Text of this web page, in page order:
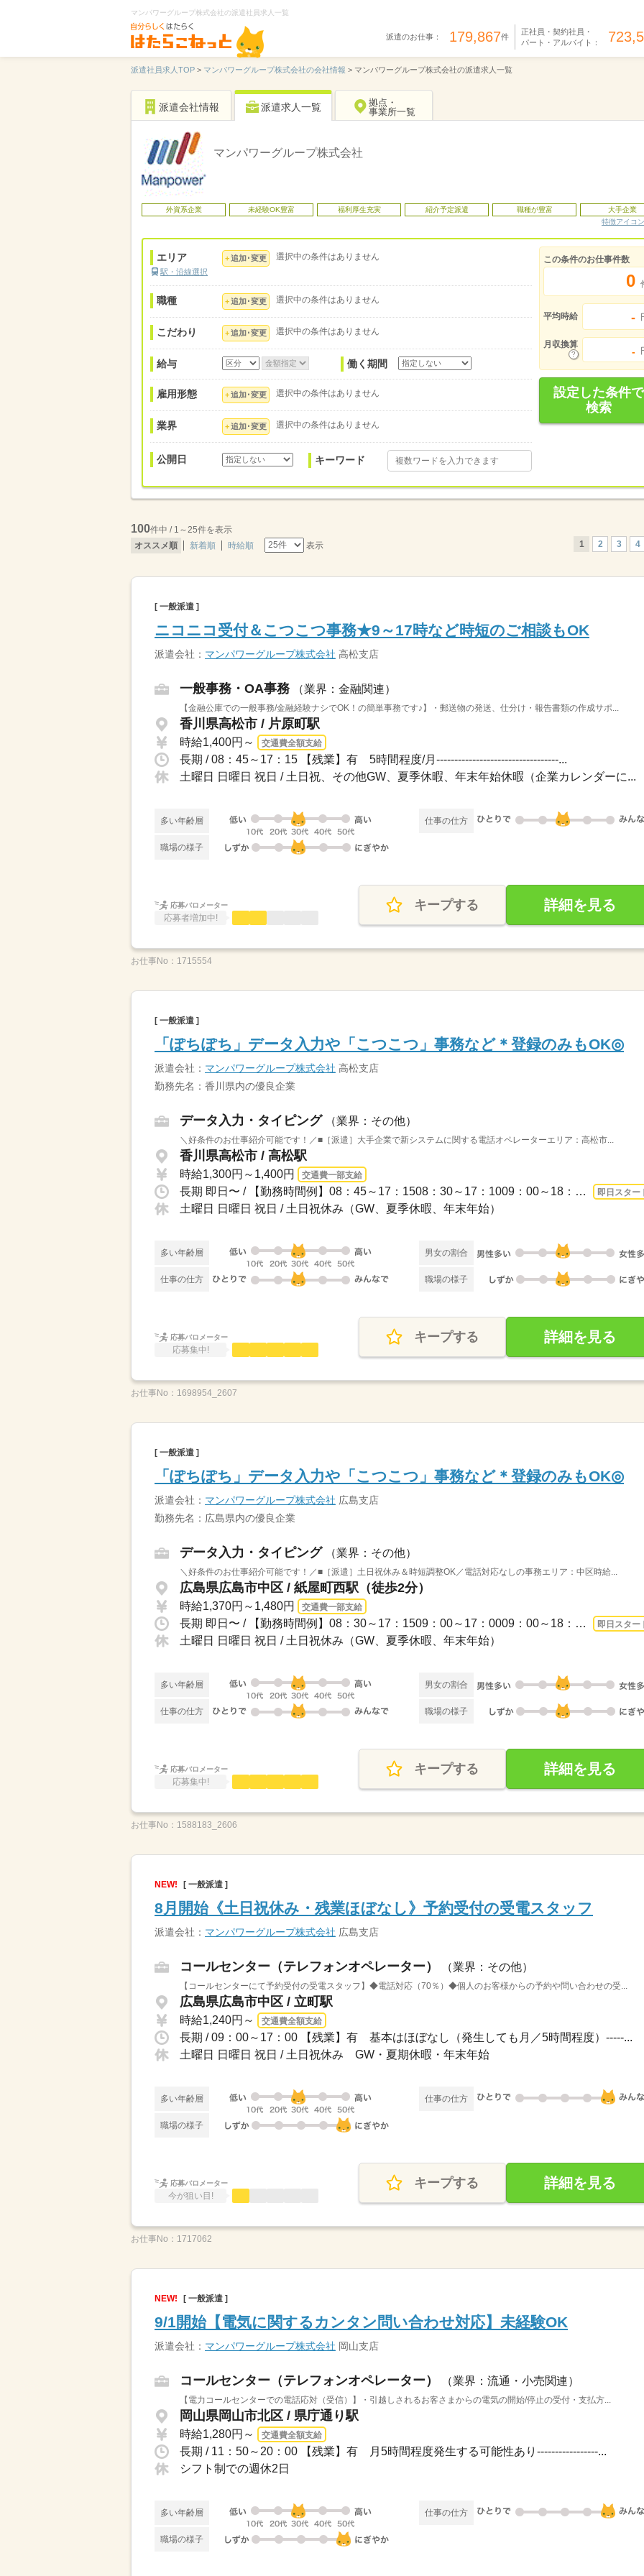
マンパワーグループ株式会社の派遣社員求人一覧
派遣のお仕事： 179,867件
正社員・契約社員・
パート・アルバイト：
派遣社員求人TOP > マンパワーグループ株式会社の会社情報 > マンパワーグループ株式会社の派遣求人一覧
派遣会社情報 派遣求人一覧
拠点・
事業所一覧
マンパワーグループ株式会社
外資系企業 未経験OK豊富 福利厚生充実 紹介予定派遣 職種が豊富
大手企業
特徴アイコ
エリア
駅・沿線選択
追加･変更 選択中の条件はありません
職種 追加･変更 選択中の条件はありません
こだわり 追加･変更 選択中の条件はありません
給与 働く期間
雇用形態 追加･変更 選択中の条件はありません
業界 追加･変更 選択中の条件はありません
公開日 キーワード
この条件のお仕事件数
0
平均時給 -
月収換算
-
設定した条件で
検索
100件中 / 1～25件を表示
オススメ順
新着順 時給順 表示 1 2 3 4
[ 一般派遣 ]
ニコニコ受付＆こつこつ事務★9～17時など時短のご相談もOK
派遣会社： マンパワーグループ株式会社 高松支店
一般事務・OA事務 （業界：金融関連）
【金融公庫での一般事務/金融経験ナシでOK！の簡単事務です♪】・郵送物の発送、仕分け・報告書類の作成サポ...
香川県高松市 / 片原町駅
時給1,400円～ 交通費全額支給
長期 / 08：45～17：15 【残業】有 5時間程度/月----------------------------------...
土曜日 日曜日 祝日 / 土日祝、その他GW、夏季休暇、年末年始休暇（企業カレンダーに...
多い年齢層 仕事の仕方
職場の様子
応募バロメーター
応募者増加中!
キープする 詳細を見る
お仕事No： 1715554
[ 一般派遣 ]
「ぽちぽち」データ入力や「こつこつ」事務など＊登録のみもOK◎
派遣会社： マンパワーグループ株式会社 高松支店
勤務先名：香川県内の優良企業
データ入力・タイピング （業界：その他）
＼好条件のお仕事紹介可能です！／■［派遣］大手企業で新システムに関する電話オペレーターエリア：高松市...
香川県高松市 / 高松駅
時給1,300円～1,400円 交通費一部支給
長期 即日〜 / 【勤務時間例】08：45～17：1508：30～17：1009：00～18：00 など【残... 即日スター
土曜日 日曜日 祝日 / 土日祝休み（GW、夏季休暇、年末年始）
多い年齢層 男女の割合
仕事の仕方 職場の様子
応募バロメーター
応募集中!
キープする 詳細を見る
お仕事No： 1698954_2607
[ 一般派遣 ]
「ぽちぽち」データ入力や「こつこつ」事務など＊登録のみもOK◎
派遣会社： マンパワーグループ株式会社 広島支店
勤務先名：広島県内の優良企業
データ入力・タイピング （業界：その他）
＼好条件のお仕事紹介可能です！／■［派遣］土日祝休み＆時短調整OK／電話対応なしの事務エリア：中区時給...
広島県広島市中区 / 紙屋町西駅（徒歩2分）
時給1,370円～1,480円 交通費一部支給
長期 即日〜 / 【勤務時間例】08：30～17：1509：00～17：0009：00～18：00 など【残... 即日スター
土曜日 日曜日 祝日 / 土日祝休み（GW、夏季休暇、年末年始）
多い年齢層 男女の割合
仕事の仕方 職場の様子
応募バロメーター
応募集中!
キープする 詳細を見る
お仕事No： 1588183_2606
NEW! [ 一般派遣 ]
8月開始《土日祝休み・残業ほぼなし》予約受付の受電スタッフ
派遣会社： マンパワーグループ株式会社 広島支店
コールセンター（テレフォンオペレーター） （業界：その他）
【コールセンターにて予約受付の受電スタッフ】◆電話対応（70％）◆個人のお客様からの予約や問い合わせの受...
広島県広島市中区 / 立町駅
時給1,240円～ 交通費全額支給
長期 / 09：00～17：00 【残業】有 基本はほぼなし（発生しても月／5時間程度）-----...
土曜日 日曜日 祝日 / 土日祝休み GW・夏期休暇・年末年始
多い年齢層 仕事の仕方
職場の様子
応募バロメーター
今が狙い目!
キープする 詳細を見る
お仕事No： 1717062
NEW! [ 一般派遣 ]
9/1開始【電気に関するカンタン問い合わせ対応】未経験OK
派遣会社： マンパワーグループ株式会社 岡山支店
コールセンター（テレフォンオペレーター） （業界：流通・小売関連）
【電力コールセンターでの電話応対（受信）】・引越しされるお客さまからの電気の開始/停止の受付・支払方...
岡山県岡山市北区 / 県庁通り駅
時給1,280円～ 交通費全額支給
長期 / 11：50～20：00 【残業】有 月5時間程度発生する可能性あり-----------------...
シフト制での週休2日
多い年齢層 仕事の仕方
職場の様子